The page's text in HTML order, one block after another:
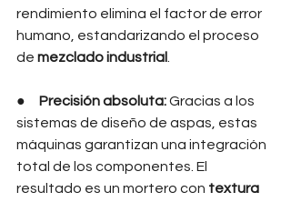
rendimiento elimina el factor de error
humano, estandarizando el proceso
de mezclado industrial
● Precisión absoluta: Gracias a los
sistemas de diseño de aspas, estas
máquinas garantizan una integración
total de los componentes. El
resultado es un mortero con textura